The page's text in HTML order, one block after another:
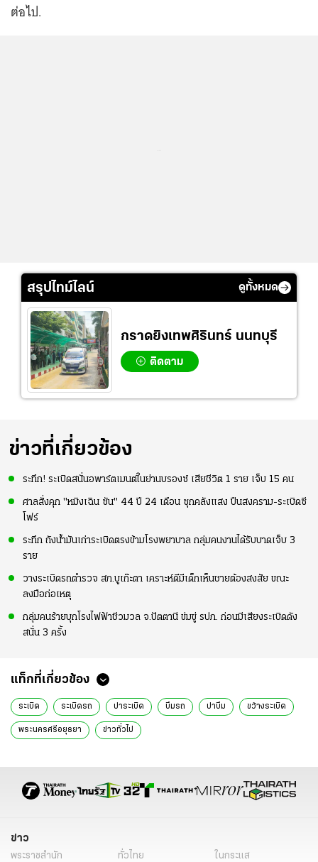
ต่อไป.
สรุปไทม์ไลน์ ดูทั้งหมด
กราดยิงเทพศิรินทร์ นนทบุรี
ติดตาม
ข่าวที่เกี่ยวข้อง
ระทึก! ระเบิดสนั่นอพาร์ตเมนต์ในย่านบรองซ์ เสียชีวิต 1 ราย เจ็บ 15 คน
ศาลสั่งคุก "หมิงเฉิน ซัน" 44 ปี 24 เดือน ซุกคลังแสง ปืนสงคราม-ระเบิดซี
โฟร์
ระทึก ถังน้ำมันเก่าระเบิดตรงข้ามโรงพยาบาล กลุ่มคนงานได้รับบาดเจ็บ 3
ราย
วางระเบิดรถตำรวจ สภ.บูเก๊ะตา เคราะห์ดีมีเด็กเห็นชายต้องสงสัย ขณะ
ลงมือก่อเหตุ
กลุ่มคนร้ายบุกโรงไฟฟ้าชีวมวล จ.ปัตตานี ข่มขู่ รปภ. ก่อนมีเสียงระเบิดดัง
สนั่น 3 ครั้ง
แท็กที่เกี่ยวข้อง
ระเบิด ระเบิดรถ ปาระเบิด บึมรถ ปาบึม ขว้างระเบิด
พระนครศรีอยุธยา ข่าวทั่วไป
ข่าว
พระราชสำนัก ทั่วไทย
ในกระแส